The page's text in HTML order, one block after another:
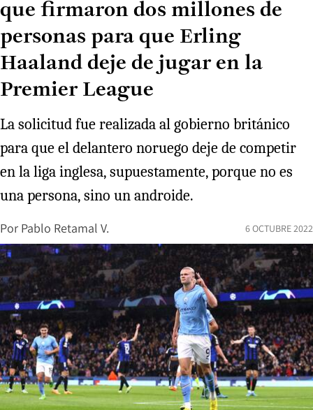
que firmaron dos millones de
personas para que Erling
Haaland deje de jugar en la
Premier League
La solicitud fue realizada al gobierno británico
para que el delantero noruego deje de competir
en la liga inglesa, supuestamente, porque no es
una persona, sino un androide.
Por Pablo Retamal V. 6 OCTUBRE 2022